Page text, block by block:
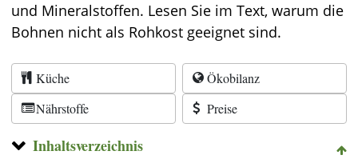
und Mineralstoffen. Lesen Sie im Text, warum die
Bohnen nicht als Rohkost geeignet sind.
Küche
Ökobilanz
Nährstoffe
Preise
Inhaltsverzeichnis